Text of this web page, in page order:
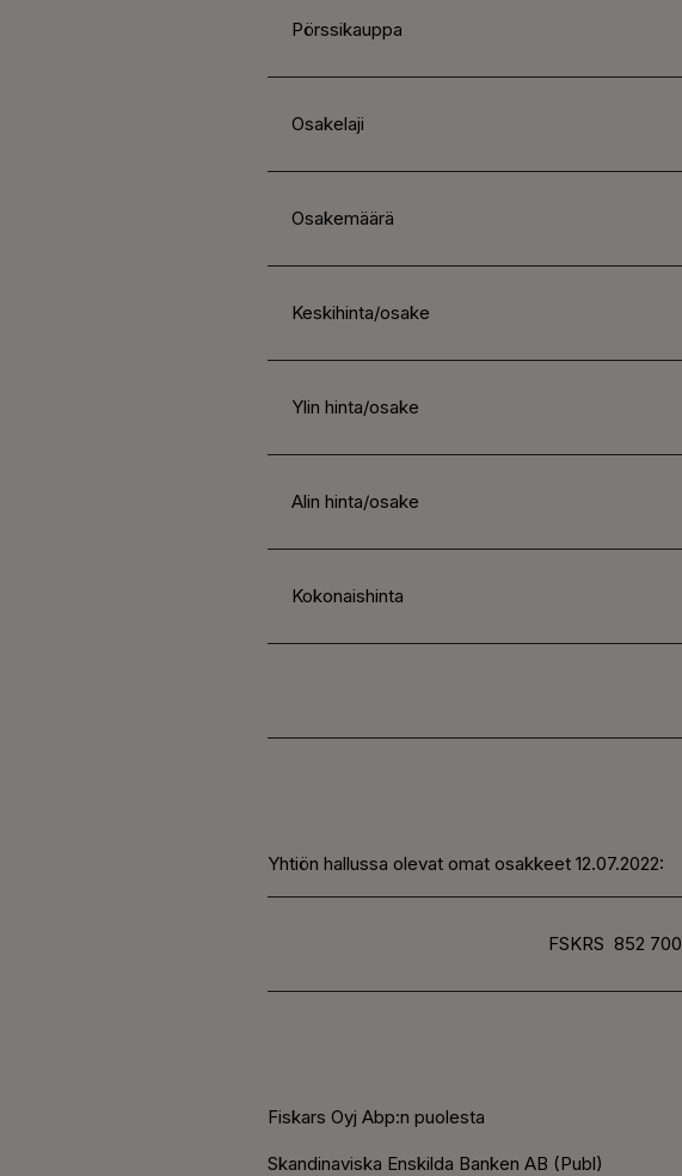
Pörssikauppa
Osakelaji
Osakemäärä
Keskihinta/osake
Ylin hinta/osake
Alin hinta/osake
Kokonaishinta
Yhtiön hallussa olevat omat osakkeet 12.07.2022:
FSKRS 852 700
Fiskars Oyj Abp:n puolesta
Skandinaviska Enskilda Banken AB (Publ)